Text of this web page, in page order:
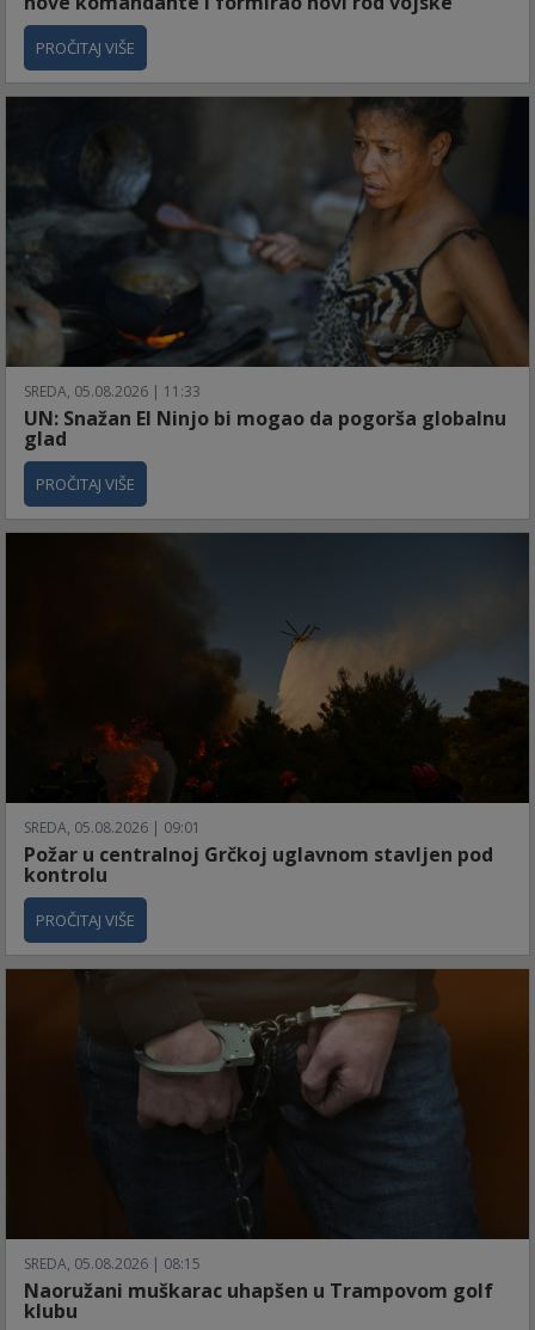
PROČITAJ VIŠE
SREDA, 05.08.2026 | 11:33
UN: Snažan El Ninjo bi mogao da pogorša globalnu
glad
PROČITAJ VIŠE
SREDA, 05.08.2026 | 09:01
Požar u centralnoj Grčkoj uglavnom stavljen pod
kontrolu
PROČITAJ VIŠE
SREDA, 05.08.2026 | 08:15
Naoružani muškarac uhapšen u Trampovom golf
klubu